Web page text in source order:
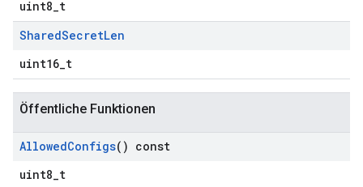
uint8_t
SharedSecretLen
uint16_t
Öffentliche Funktionen
AllowedConfigs() const
uint8_t